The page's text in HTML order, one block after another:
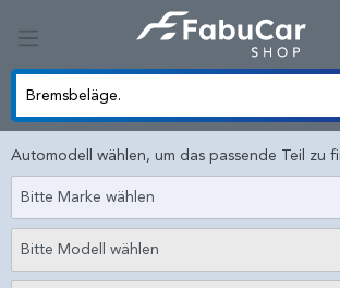
Automodell wählen, um das passende Teil zu
Bitte Marke wählen
Bitte Modell wählen